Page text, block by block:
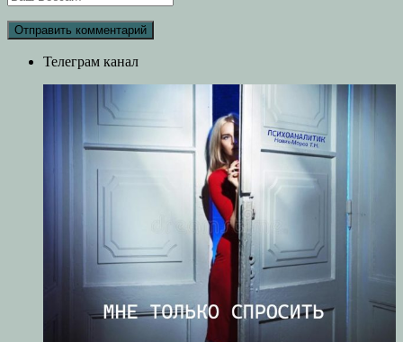
Телеграм канал